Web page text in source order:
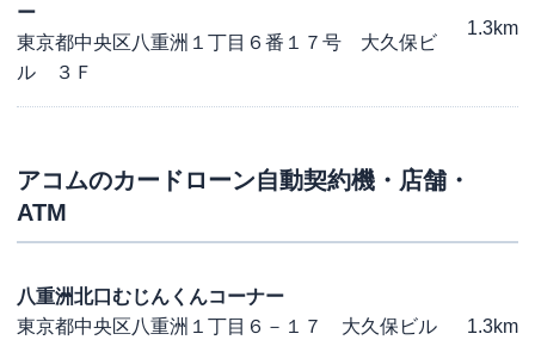
ー
東京都中央区八重洲１丁目６番１７号 大久保ビ
ル ３Ｆ
1.3km
アコムのカードローン自動契約機・店舗・
ATM
八重洲北口むじんくんコーナー
東京都中央区八重洲１丁目６－１７ 大久保ビル
1.3km